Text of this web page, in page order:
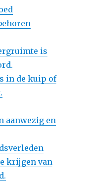
is
in de kuip of
aanwezig en
krijgen van